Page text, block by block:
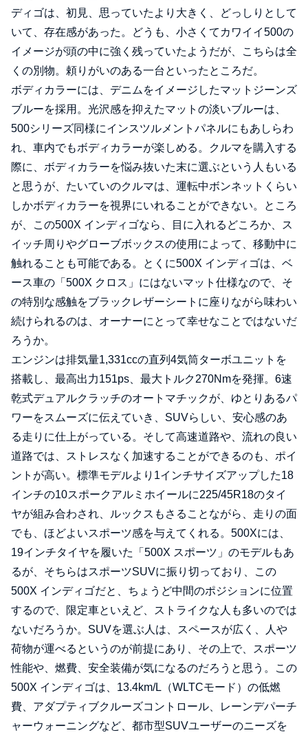
ディゴは、初見、思っていたより大きく、どっしりとして
いて、存在感があった。どうも、小さくてカワイイ500の
イメージが頭の中に強く残っていたようだが、こちらは全
くの別物。頼りがいのある一台といったところだ。
ボディカラーには、デニムをイメージしたマットジーンズ
ブルーを採用。光沢感を抑えたマットの淡いブルーは、
500シリーズ同様にインスツルメントパネルにもあしらわ
れ、車内でもボディカラーが楽しめる。クルマを購入する
際に、ボディカラーを悩み抜いた末に選ぶという人もいる
と思うが、たいていのクルマは、運転中ボンネットくらい
しかボディカラーを視界にいれることができない。ところ
が、この500X インディゴなら、目に入れるどころか、ス
イッチ周りやグローブボックスの使用によって、移動中に
触れることも可能である。とくに500X インディゴは、ベ
ース車の「500X クロス」にはないマット仕様なので、そ
の特別な感触をブラックレザーシートに座りながら味わい
続けられるのは、オーナーにとって幸せなことではないだ
ろうか。
エンジンは排気量1,331ccの直列4気筒ターボユニットを
搭載し、最高出力151ps、最大トルク270Nmを発揮。6速
乾式デュアルクラッチのオートマチックが、ゆとりあるパ
ワーをスムーズに伝えていき、SUVらしい、安心感のあ
る走りに仕上がっている。そして高速道路や、流れの良い
道路では、ストレスなく加速することができるのも、ポイ
ントが高い。標準モデルより1インチサイズアップした18
インチの10スポークアルミホイールに225/45R18のタイ
ヤが組み合わされ、ルックスもさることながら、走りの面
でも、ほどよいスポーツ感を与えてくれる。500Xには、
19インチタイヤを履いた「500X スポーツ」のモデルもあ
るが、そちらはスポーツSUVに振り切っており、この
500X インディゴだと、ちょうど中間のポジションに位置
するので、限定車といえど、ストライクな人も多いのでは
ないだろうか。SUVを選ぶ人は、スペースが広く、人や
荷物が運べるというのが前提にあり、その上で、スポーツ
性能や、燃費、安全装備が気になるのだろうと思う。この
500X インディゴは、13.4km/L（WLTCモード）の低燃
費、アダプティブクルーズコントロール、レーンデパーチ
ャーウォーニングなど、都市型SUVユーザーのニーズを